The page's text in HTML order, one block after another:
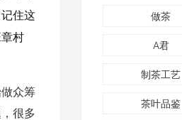
住这
村
众筹
很多
做茶
A君
制茶工艺
茶叶品鉴